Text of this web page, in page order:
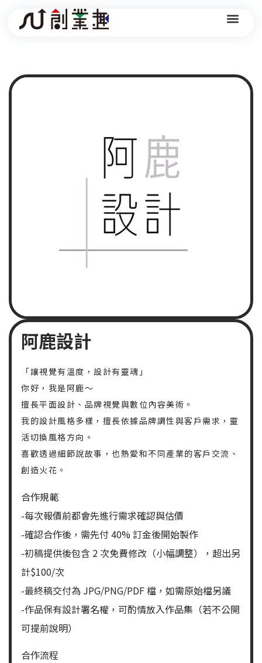
阿鹿設計
「讓視覺有溫度，設計有靈魂」
你好，我是阿鹿～
擅長平面設計、品牌視覺與數位內容美術。
我的設計風格多樣，擅長依據品牌調性與客戶需求，靈
活切換風格方向。
喜歡透過細節說故事，也熱愛和不同產業的客戶交流、
創造火花。
合作規範
-每次報價前都會先進行需求確認與估價
-確認合作後，需先付 40% 訂金後開始製作
-初稿提供後包含 2 次免費修改（小幅調整），超出另
計$100/次
-最終稿交付為 JPG/PNG/PDF 檔，如需原始檔另議
-作品保有設計署名權，可酌情放入作品集（若不公開
可提前說明）
合作流程